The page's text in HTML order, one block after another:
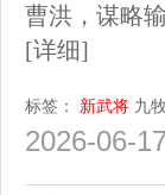
曹洪，谋略
[详细]
标签： 新武将 九
2026-06-